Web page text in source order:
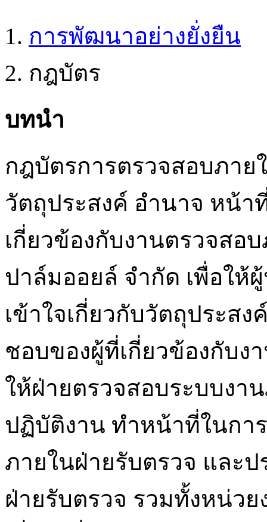
การพัฒนาอย่างยั่งยืน
กฎบัตร
บทนำ
กฎบัตรการตรวจสอบภา
วัตถุประสงค์ อำนาจ หน้
เกี่ยวข้องกับงานตรวจส
ปาล์มออยล์ จำกัด เพื่อใ
เข้าใจเกี่ยวกับวัตถุประส
ชอบของผู้ที่เกี่ยวข้องกับง
ให้ฝ่ายตรวจสอบระบบงา
ปฏิบัติงาน ทำหน้าที่ในกา
ภายในฝ่ายรับตรวจ และ
ฝ่ายรับตรวจ รวมทั้งหน่ว